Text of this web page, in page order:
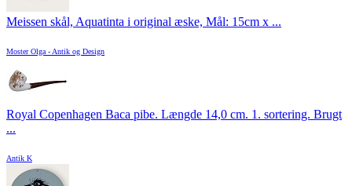
Meissen skål, Aquatinta i original æske, Mål: 15cm x ...
Moster Olga - Antik og Design
Royal Copenhagen Baca pibe. Længde 14,0 cm. 1. sortering. Brugt
...
Antik K